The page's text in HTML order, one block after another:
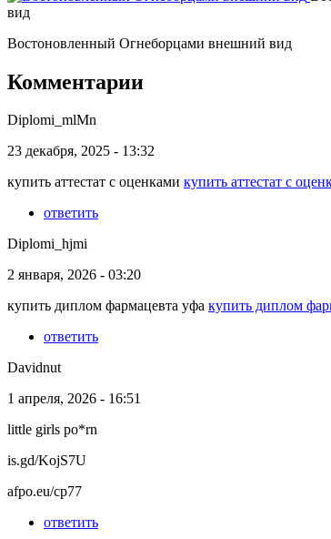
вид
Востоновленный Огнеборцами внешний вид
Комментарии
Diplomi_mlMn
23 декабря, 2025 - 13:32
купить аттестат с оценками купить аттестат с
ответить
Diplomi_hjmi
2 января, 2026 - 03:20
купить диплом фармацевта уфа купить диплом
ответить
Davidnut
1 апреля, 2026 - 16:51
little girls po*rn
is.gd/KojS7U
afpo.eu/cp77
ответить